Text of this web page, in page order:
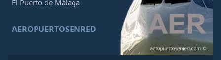
El Puerto de Málaga
AEROPUERTOSENRED